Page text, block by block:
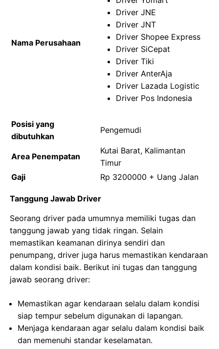
Nama Perusahaan
Driver JNE
Driver JNT
Driver Shopee Express
Driver SiCepat
Driver Tiki
Driver AnterAja
Driver Lazada Logistic
Driver Pos Indonesia
Posisi yang
dibutuhkan
Pengemudi
Area Penempatan
Kutai Barat, Kalimantan
Timur
Gaji
Rp 3200000 + Uang Jalan
Tanggung Jawab Driver
Seorang driver pada umumnya memiliki tugas dan
tanggung jawab yang tidak ringan. Selain
memastikan keamanan dirinya sendiri dan
penumpang, driver juga harus memastikan kendaraan
dalam kondisi baik. Berikut ini tugas dan tanggung
jawab seorang driver:
Memastikan agar kendaraan selalu dalam kondisi
siap tempur sebelum digunakan di lapangan.
Menjaga kendaraan agar selalu dalam kondisi baik
dan memenuhi standar keselamatan.